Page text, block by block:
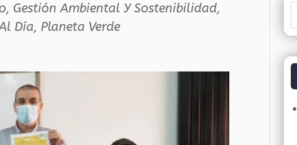
, Gestión Ambiental Y Sostenibilidad,
Día, Planeta Verde